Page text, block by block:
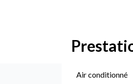
Air conditionné